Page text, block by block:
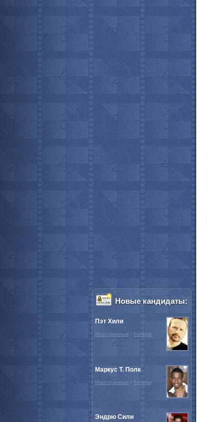
Новые кандидаты:
Пэт Хили
Иностранные / Актёры
Маркус Т. Полк
Иностранные / Актёры
Эндрю Сили